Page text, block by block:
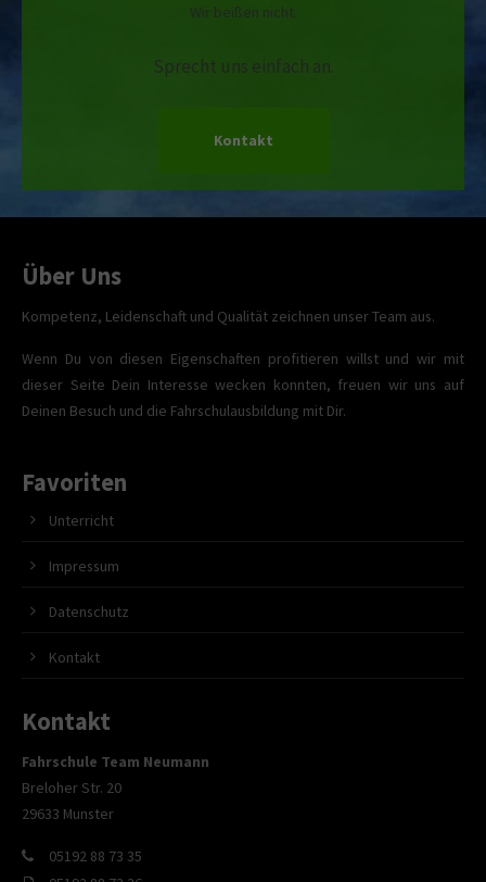
Wir beißen nicht.
Sprecht uns einfach an.
Kontakt
Über Uns
Kompetenz, Leidenschaft und Qualität zeichnen unser Team aus.
Wenn Du von diesen Eigenschaften profitieren willst und wir mit
dieser Seite Dein Interesse wecken konnten, freuen wir uns auf
Deinen Besuch und die Fahrschulausbildung mit Dir.
Favoriten
Unterricht
Impressum
Datenschutz
Kontakt
Kontakt
Fahrschule Team Neumann
Breloher Str. 20
29633 Munster
05192 88 73 35